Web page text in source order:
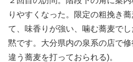
りやすくなった。限定の粗挽き
て、味香りが強い、噛む蕎麦で
黙です。大分県内の泉系の店で修
違う蕎麦を打っておられる)。